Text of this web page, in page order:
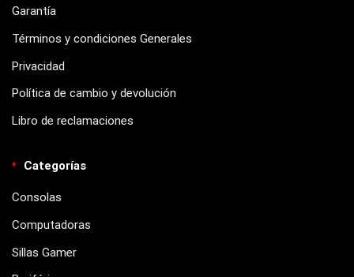
Garantía
Términos y condiciones Generales
Privacidad
Política de cambio y devolución
Libro de reclamaciones
Categorías
Consolas
Computadoras
Sillas Gamer